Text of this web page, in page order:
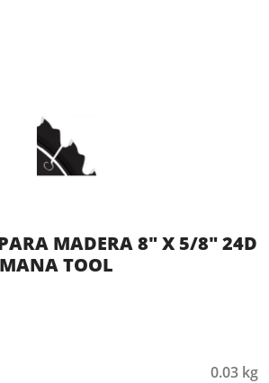
MADERA 8″ X 5/8″ 24D
TOOL
0.03 kg